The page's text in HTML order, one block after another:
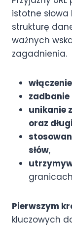
istotne
strukturę
ważnych
zagadnienia.
zadbanie
unikanie
oraz
słów,
Pierwszym
kluczowych